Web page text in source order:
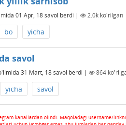
01 Apr, 18savol berdi | 2.0k ko'rilgan
bo yicha
savol
31 Mart, 18savol berdi | 864
yicha savol
kanallardan olindi. Maqoladagi username/